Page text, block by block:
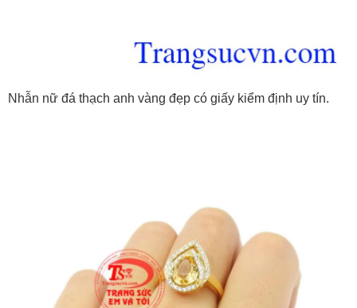
Nhẫn nữ đá thạch anh vàng đẹp có giấy kiểm định uy tín.